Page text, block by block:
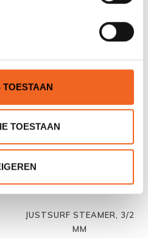
TOESTAAN
TOESTAAN
€69,00
JUSTSURF STEAMER, 3/2
MM